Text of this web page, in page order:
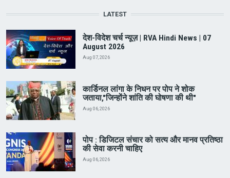
LATEST
देश-विदेश चर्च न्यूज़ | RVA Hindi News | 07
August 2026
Aug 07, 2026
कार्डिनल लांगा के निधन पर पोप ने शोक
जताया,"जिन्होंने शांति की घोषणा की थी"
Aug 06, 2026
पोप : डिजिटल संचार को सत्य और मानव प्रतिष्ठा
की सेवा करनी चाहिए
Aug 06, 2026